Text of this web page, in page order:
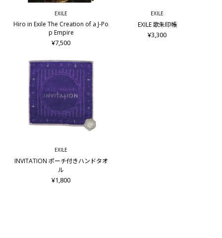
四六判/並製/184ページ
※本の内容は通常版と同じです。
・ファンクラブ限定カバー
※他のパターンと絵柄が異なります
・フォトカードセット
■発行
日経BP
＜FC会員限定商品の購入について＞
ンより「EXILE OFFICIAL FAN CLUB」、もしくは「EXILE TRIBE
FAMILY」をご選択いただき、会員番号とパスワードをご入力
正常にログイン認証が完了しましたら、FC会員限定商品をご
EXILE
Hiro in Exile The Creation of a J-Po
p Empire
¥7,500
EXILE
EXILE 歌朱印帳
¥3,300
EXILE
INVITATION ポーチ付きハンドタオ
ル
¥1,800